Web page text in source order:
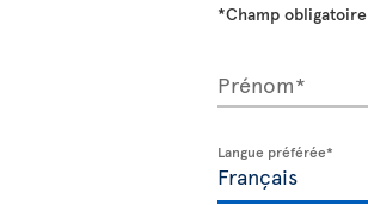
*Champ obligatoire
Prénom*
Langue préférée*